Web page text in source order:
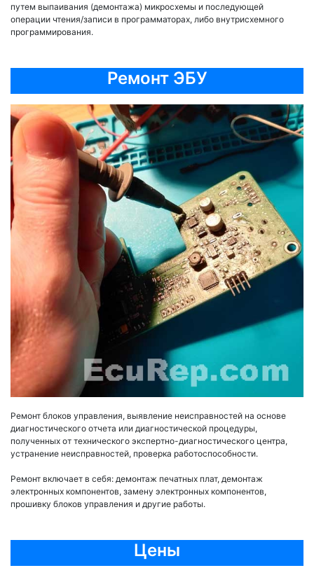
путем выпаивания (демонтажа) микросхемы и последующей
операции чтения/записи в программаторах, либо внутрисхемного
программирования.
Ремонт ЭБУ
Ремонт блоков управления, выявление неисправностей на основе
диагностического отчета или диагностической процедуры,
полученных от технического экспертно-диагностического центра,
устранение неисправностей, проверка работоспособности.
Ремонт включает в себя: демонтаж печатных плат, демонтаж
электронных компонентов, замену электронных компонентов,
прошивку блоков управления и другие работы.
Цены